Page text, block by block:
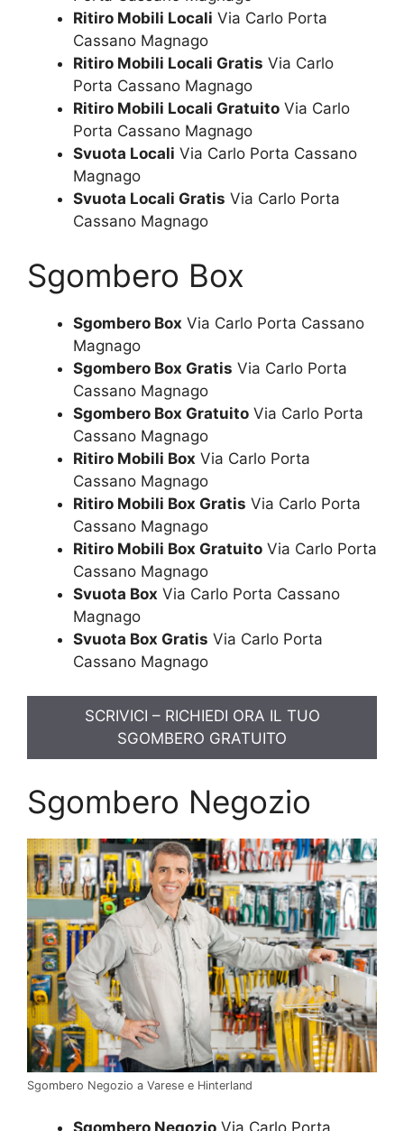
Ritiro Mobili Locali Via Carlo Porta
Cassano Magnago
Ritiro Mobili Locali Gratis Via Carlo
Porta Cassano Magnago
Ritiro Mobili Locali Gratuito Via Carlo
Porta Cassano Magnago
Svuota Locali Via Carlo Porta Cassano
Magnago
Svuota Locali Gratis Via Carlo Porta
Cassano Magnago
Sgombero Box
Sgombero Box Via Carlo Porta Cassano
Magnago
Sgombero Box Gratis Via Carlo Porta
Cassano Magnago
Sgombero Box Gratuito Via Carlo Porta
Cassano Magnago
Ritiro Mobili Box Via Carlo Porta
Cassano Magnago
Ritiro Mobili Box Gratis Via Carlo Porta
Cassano Magnago
Ritiro Mobili Box Gratuito Via Carlo Porta
Cassano Magnago
Svuota Box Via Carlo Porta Cassano
Magnago
Svuota Box Gratis Via Carlo Porta
Cassano Magnago
SCRIVICI – RICHIEDI ORA IL TUO
SGOMBERO GRATUITO
Sgombero Negozio
Sgombero Negozio a Varese e Hinterland